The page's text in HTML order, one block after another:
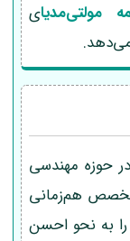
مولتی‌مدیای
حوزه مهندسی
هم‌زمانی
را به نحو احسن